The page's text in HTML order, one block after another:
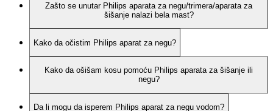
Zašto se unutar Philips aparata za negu/trimera/aparata za
šišanje nalazi bela mast?
Kako da očistim Philips aparat za negu?
Kako da ošišam kosu pomoću Philips aparata za šišanje ili
negu?
Da li mogu da isperem Philips aparat za negu vodom?